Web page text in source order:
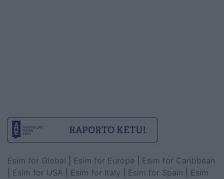
Esim for Global Esim for Europe
Esim for Caribbean
Esim for USA Esim for Italy Esim for Spain
Esim